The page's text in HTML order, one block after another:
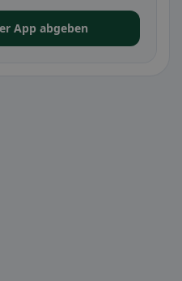
App abgeben